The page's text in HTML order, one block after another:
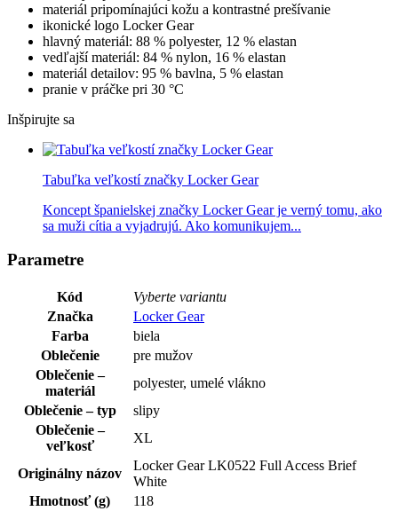
materiál pripomínajúci kožu a kontrastné prešívanie
ikonické logo Locker Gear
hlavný materiál: 88 % polyester, 12 % elastan
vedľajší materiál: 84 % nylon, 16 % elastan
materiál detailov: 95 % bavlna, 5 % elastan
pranie v práčke pri 30 °C
Inšpirujte sa
Tabuľka veľkostí značky Locker Gear
Koncept španielskej značky Locker Gear je verný tomu, ako
sa muži cítia a vyjadrujú. Ako komunikujem...
Parametre
Kód
Vyberte variantu
Značka
Locker Gear
Farba
biela
Oblečenie
pre mužov
Oblečenie –
materiál
polyester, umelé vlákno
Oblečenie – typ
slipy
Oblečenie –
veľkosť
XL
Originálny názov
Locker Gear LK0522 Full Access Brief
White
Hmotnosť (g)
118